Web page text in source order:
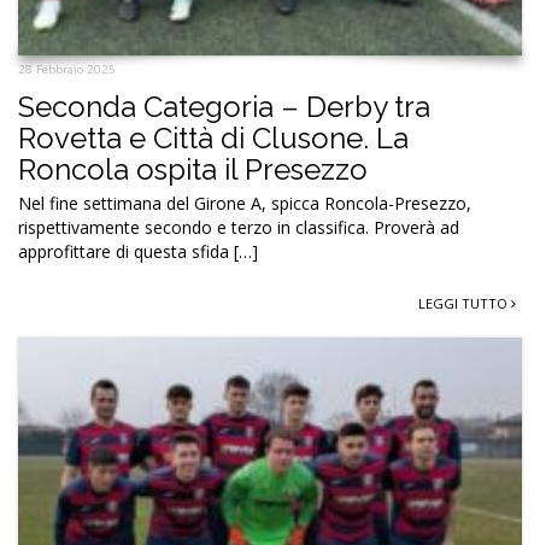
28 Febbraio 2025
Seconda Categoria – Derby tra
Rovetta e Città di Clusone. La
Roncola ospita il Presezzo
Nel fine settimana del Girone A, spicca Roncola-Presezzo,
rispettivamente secondo e terzo in classifica. Proverà ad
approfittare di questa sfida […]
LEGGI TUTTO